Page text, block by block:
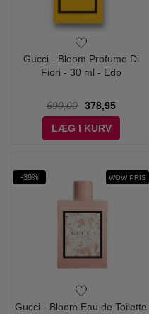
Gucci - Bloom Profumo Di
Fiori - 30 ml - Edp
690,00
378,95
LÆG I KURV
-39% WOW PRIS
Gucci - Bloom Eau de Toilette